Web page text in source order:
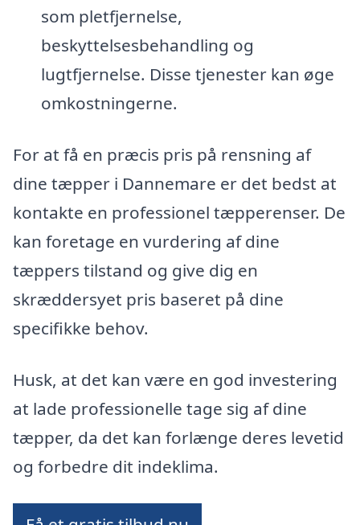
som pletfjernelse,
beskyttelsesbehandling og
lugtfjernelse. Disse tjenester kan øge
omkostningerne.
For at få en præcis pris på rensning af
dine tæpper i Dannemare er det bedst at
kontakte en professionel tæpperenser. De
kan foretage en vurdering af dine
tæppers tilstand og give dig en
skræddersyet pris baseret på dine
specifikke behov.
Husk, at det kan være en god investering
at lade professionelle tage sig af dine
tæpper, da det kan forlænge deres levetid
og forbedre dit indeklima.